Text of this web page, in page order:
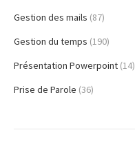
Gestion des mails (87)
Gestion du temps (190)
Présentation Powerpoint (14)
Prise de Parole (36)